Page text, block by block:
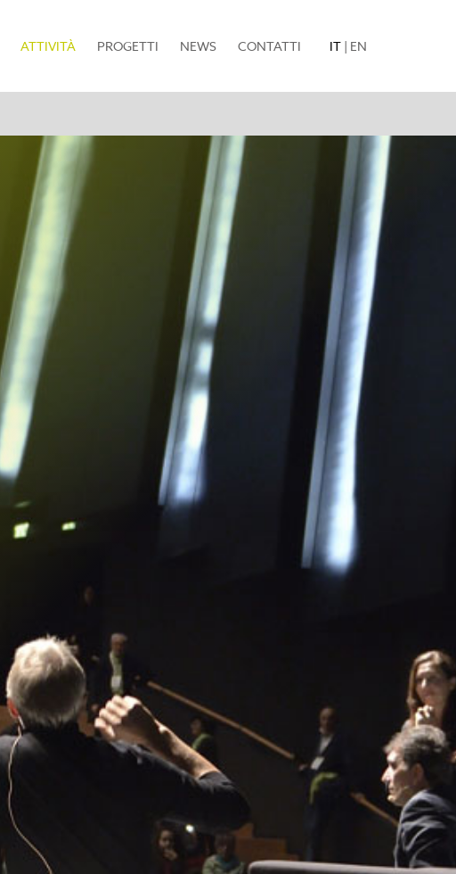
ATTIVITÀ(current)PROGETTI NEWS CONTATTI IT | EN